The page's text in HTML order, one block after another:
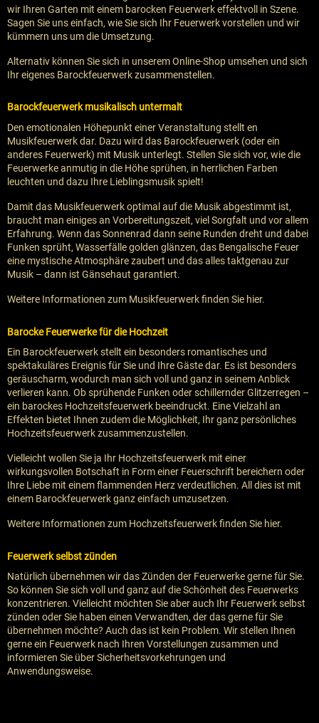
wir Ihren Garten mit einem barocken Feuerwerk effektvoll in Szene.
Sagen Sie uns einfach, wie Sie sich Ihr Feuerwerk vorstellen und wir
kümmern uns um die Umsetzung.
Alternativ können Sie sich in unserem Online-Shop umsehen und sich
Ihr eigenes Barockfeuerwerk zusammenstellen.
Barockfeuerwerk musikalisch untermalt
Den emotionalen Höhepunkt einer Veranstaltung stellt en
Musikfeuerwerk dar. Dazu wird das Barockfeuerwerk (oder ein
anderes Feuerwerk) mit Musik unterlegt. Stellen Sie sich vor, wie die
Feuerwerke anmutig in die Höhe sprühen, in herrlichen Farben
leuchten und dazu Ihre Lieblingsmusik spielt!
Damit das Musikfeuerwerk optimal auf die Musik abgestimmt ist,
braucht man einiges an Vorbereitungszeit, viel Sorgfalt und vor allem
Erfahrung. Wenn das Sonnenrad dann seine Runden dreht und dabei
Funken sprüht, Wasserfälle golden glänzen, das Bengalische Feuer
eine mystische Atmosphäre zaubert und das alles taktgenau zur
Musik – dann ist Gänsehaut garantiert.
Weitere Informationen zum Musikfeuerwerk finden Sie hier.
Barocke Feuerwerke für die Hochzeit
Ein Barockfeuerwerk stellt ein besonders romantisches und
spektakuläres Ereignis für Sie und Ihre Gäste dar. Es ist besonders
geräuscharm, wodurch man sich voll und ganz in seinem Anblick
verlieren kann. Ob sprühende Funken oder schillernder Glitzerregen –
ein barockes Hochzeitsfeuerwerk beeindruckt. Eine Vielzahl an
Effekten bietet Ihnen zudem die Möglichkeit, Ihr ganz persönliches
Hochzeitsfeuerwerk zusammenzustellen.
Vielleicht wollen Sie ja Ihr Hochzeitsfeuerwerk mit einer
wirkungsvollen Botschaft in Form einer Feuerschrift bereichern oder
Ihre Liebe mit einem flammenden Herz verdeutlichen. All dies ist mit
einem Barockfeuerwerk ganz einfach umzusetzen.
Weitere Informationen zum Hochzeitsfeuerwerk finden Sie hier.
Feuerwerk selbst zünden
Natürlich übernehmen wir das Zünden der Feuerwerke gerne für Sie.
So können Sie sich voll und ganz auf die Schönheit des Feuerwerks
konzentrieren. Vielleicht möchten Sie aber auch Ihr Feuerwerk selbst
zünden oder Sie haben einen Verwandten, der das gerne für Sie
übernehmen möchte? Auch das ist kein Problem. Wir stellen Ihnen
gerne ein Feuerwerk nach Ihren Vorstellungen zusammen und
informieren Sie über Sicherheitsvorkehrungen und
Anwendungsweise.